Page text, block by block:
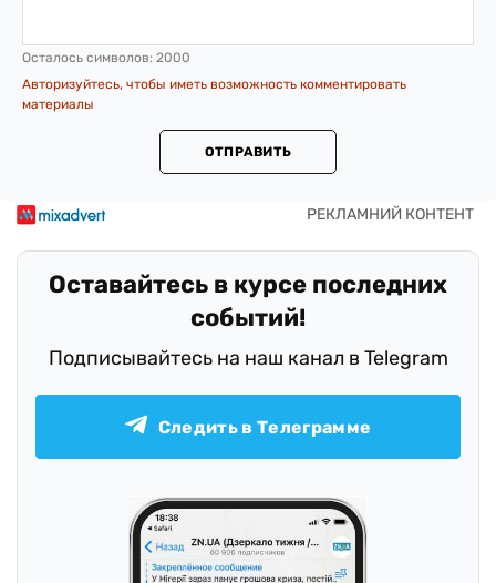
Осталось символов: 2000
Авторизуйтесь, чтобы иметь возможность комментировать
материалы
ОТПРАВИТЬ
Оставайтесь в курсе последних
событий!
Подписывайтесь на наш канал в Telegram
Следить в Телеграмме